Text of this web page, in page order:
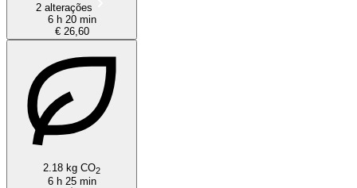
2 alterações
6 h 20 min
€ 26,60
2.18 kg CO2
6 h 25 min